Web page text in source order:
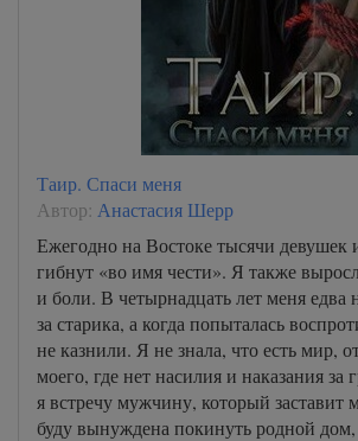
Таир. Спаси меня
Автор: Анастасия Шерр
Ежегодно на Востоке тысячи
гибнут «во имя чести». Я также
и боли. В четырнадцать лет меня едва
за старика, а когда попыталась
не казнили. Я не знала, что есть мир,
моего, где нет насилия и наказания
я встречу мужчину, который заставит
буду вынуждена покинуть родной дом,